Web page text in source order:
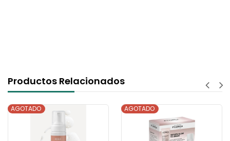
Productos Relacionados
AGOTADO AGOTADO